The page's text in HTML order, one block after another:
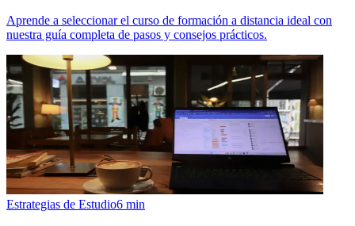
Aprende a seleccionar el curso de formación a distancia ideal con
nuestra guía completa de pasos y consejos prácticos.
Estrategias de Estudio6 min